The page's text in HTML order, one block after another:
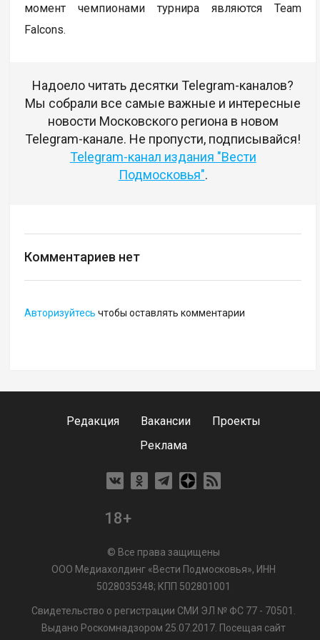
момент чемпионами турнира являются Team
Falcons.
Надоело читать десятки Telegram-каналов?
Мы собрали все самые важные и интересные
новости Московского региона в новом
Telegram-канале. Не пропусти, подписывайся!
Telegram-канал издания "Вести
Подмосковья".
Комментариев нет
Авторизуйтесь чтобы оставлять комментарии
Редакция Вакансии
Проекты
Реклама
18+
© Все права защищены
ООО Медиахолдинг «Вести Подмосковья», ИНН
5028035348; КПП 502801001
Свидетельство о регистрации СМИ ЭЛ № ФС 77 - 70501.
Выдано Роскомнадзором 25.07.2017. Посещая сайт